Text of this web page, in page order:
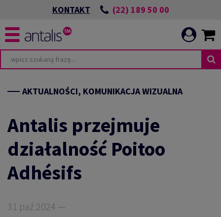
KONTAKT (22) 189 50 00
AKTUALNOŚCI, KOMUNIKACJA WIZUALNA
Antalis przejmuje
działalność Poitoo
Adhésifs
31 paź 2024 —